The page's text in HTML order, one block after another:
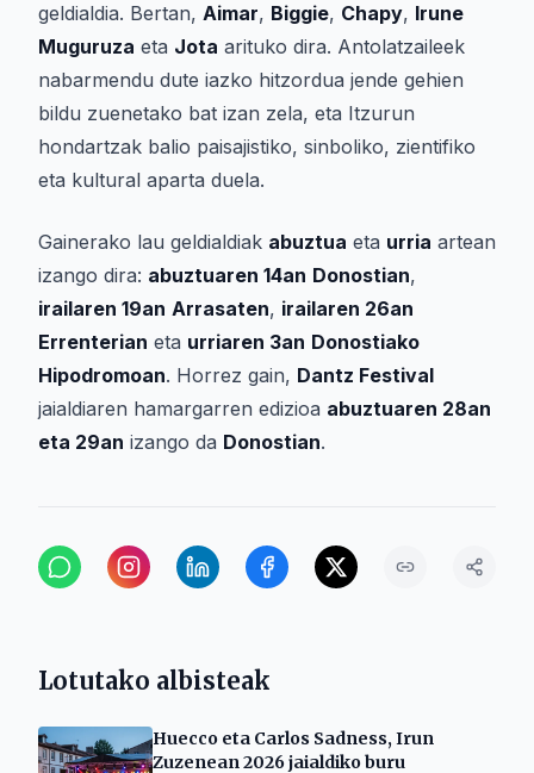
geldialdia. Bertan, Aimar, Biggie, Chapy, Irune
Muguruza eta Jota arituko dira. Antolatzaileek
nabarmendu dute iazko hitzordua jende gehien
bildu zuenetako bat izan zela, eta Itzurun
hondartzak balio paisajistiko, sinboliko, zientifiko
eta kultural aparta duela.
Gainerako lau geldialdiak abuztua eta urria artean
izango dira: abuztuaren 14an Donostian,
irailaren 19an Arrasaten, irailaren 26an
Errenterian eta urriaren 3an Donostiako
Hipodromoan. Horrez gain, Dantz Festival
jaialdiaren hamargarren edizioa abuztuaren 28an
eta 29an izango da Donostian.
Lotutako albisteak
Huecco eta Carlos Sadness, Irun
Zuzenean 2026 jaialdiko buru